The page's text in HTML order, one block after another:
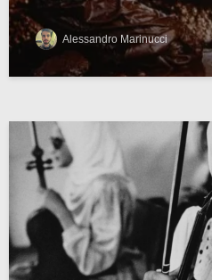
Alessandro Marinucci